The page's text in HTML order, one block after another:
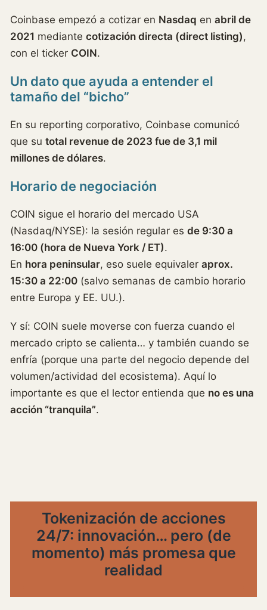
Coinbase empezó a cotizar en Nasdaq en abril de
2021 mediante cotización directa (direct listing) ,
con el ticker COIN.
Un dato que ayuda a entender el
tamaño del “bicho”
En su reporting corporativo, Coinbase comunicó
que su total revenue de 2023 fue de 3,1 mil
millones de dólares.
Horario de negociación
COIN sigue el horario del mercado USA
(Nasdaq/NYSE): la sesión regular es de 9:30 a
16:00 (hora de Nueva York / ET).
En hora peninsular, eso suele equivaler aprox.
15:30 a 22:00 (salvo semanas de cambio horario
entre Europa y EE. UU.).
Y sí: COIN suele moverse con fuerza cuando el
mercado cripto se calienta… y también cuando se
enfría (porque una parte del negocio depende del
volumen/actividad del ecosistema). Aquí lo
importante es que el lector entienda que no es una
acción “tranquila”.
Tokenización de acciones
24/7: innovación… pero (de
momento) más promesa que
realidad